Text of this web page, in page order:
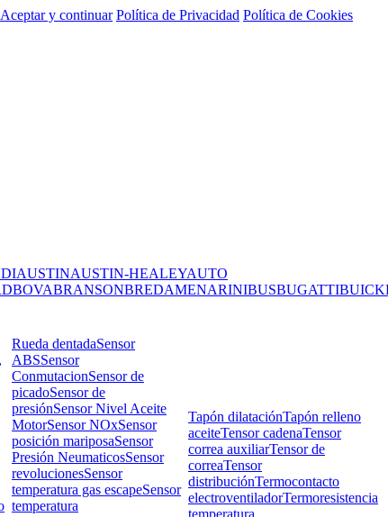
Aceptar y continuar Política de Privacidad Política de Cookies
AUSTINAUSTIN-HEALEYAUTO
BOVABRANSONBREDAMENARINIBUSBUGATTIBUICK
Rueda dentadaSensor
ABSSensor
ConmutacionSensor de
picadoSensor de
presiónSensor Nivel Aceite
MotorSensor NOxSensor
posición mariposaSensor
Presión NeumaticosSensor
revolucionesSensor
temperatura gas escapeSensor
temperatura
Tapón dilataciónTapón relleno
aceiteTensor cadenaTensor
correa auxiliarTensor de
correaTensor
distribuciónTermocontacto
electroventiladorTermoresistencia
temperatura